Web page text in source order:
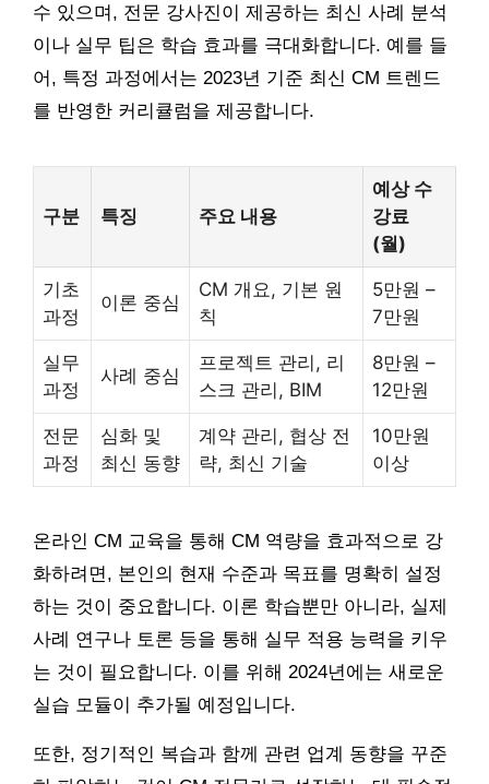
수 있으며, 전문 강사진이 제공하는 최신 사례 분석
이나 실무 팁은 학습 효과를 극대화합니다. 예를 들
어, 특정 과정에서는 2023년 기준 최신 CM 트렌드
를 반영한 커리큘럼을 제공합니다.
구분 특징 주요 내용
예상 수
강료
(월)
기초
과정
이론 중심
CM 개요, 기본 원
칙
5만원 –
7만원
실무
과정
사례 중심
프로젝트 관리, 리
스크 관리, BIM
8만원 –
12만원
전문
과정
심화 및
최신 동향
계약 관리, 협상 전
략, 최신 기술
10만원
이상
온라인 CM 교육을 통해 CM 역량을 효과적으로 강
화하려면, 본인의 현재 수준과 목표를 명확히 설정
하는 것이 중요합니다. 이론 학습뿐만 아니라, 실제
사례 연구나 토론 등을 통해 실무 적용 능력을 키우
는 것이 필요합니다. 이를 위해 2024년에는 새로운
실습 모듈이 추가될 예정입니다.
또한, 정기적인 복습과 함께 관련 업계 동향을 꾸준